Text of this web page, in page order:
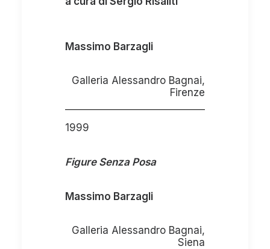
Massimo Barzagli
Galleria Alessandro Bagnai,
Firenze
1999
Figure Senza Posa
Massimo Barzagli
Galleria Alessandro Bagnai,
Siena